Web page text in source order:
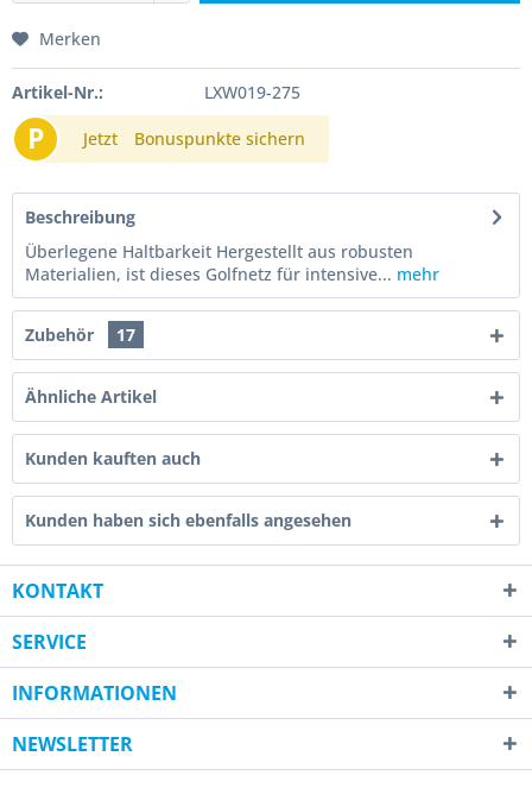
Merken
Artikel-Nr.: LXW019-275
P Jetzt Bonuspunkte sichern
Beschreibung
Überlegene Haltbarkeit Hergestellt aus robusten
Materialien, ist dieses Golfnetz für intensive... mehr
Zubehör 17
Ähnliche Artikel
Kunden kauften auch
Kunden haben sich ebenfalls angesehen
KONTAKT
SERVICE
INFORMATIONEN
NEWSLETTER